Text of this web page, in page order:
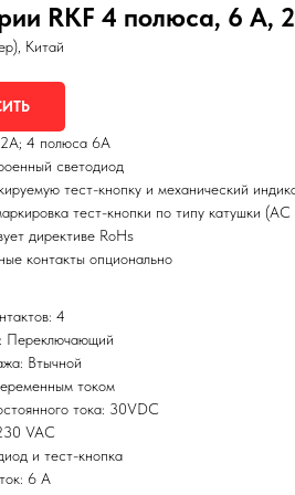
RKF 4 полюса, 6 А,
Китай
4 полюса 6А
светодиод
тест-кнопку и механический
тест-кнопки по типу катушки
директиве RoHs
контакты опционально
4
Переключающий
Втычной
током
тока: 30VDC
VAC
и тест-кнопка
6 А